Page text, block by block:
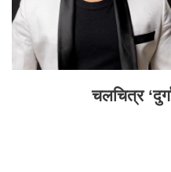
चलचित्र